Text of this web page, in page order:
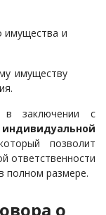
имущества и
имуществу
в заключении с
позволит
ответственности
полном размере.
о